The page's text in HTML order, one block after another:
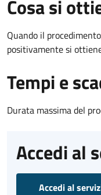
Cosa si
Quando il
positivamente si
Tempi e
Durata massima del
Accedi al
Accedi al